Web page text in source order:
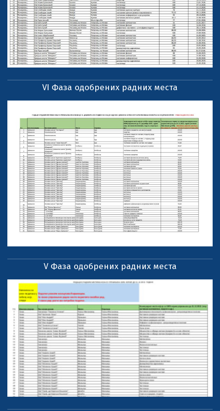
VI Фаза одобрених радних места
V Фаза одобрених радних места